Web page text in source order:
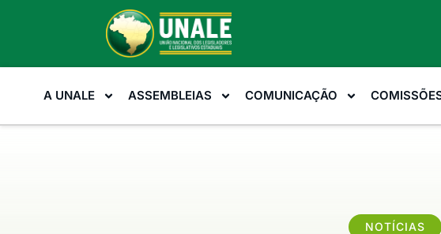
A UNALE ASSEMBLEIAS COMUNICAÇÃO
NOTÍCIAS